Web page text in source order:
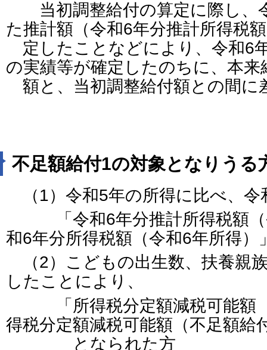
当初調整給付の算定に際し、
た推計額（令和6年分推計所得税
定したことなどにより、令和6
の実績等が確定したのちに、本来
額と、当初調整給付額との間に
不足額給付1の対象となりうる
（1）令和5年の所得に比べ、令
「令和6年分推計所得税額（
和6年分所得税額（令和6年所得）
（2）こどもの出生数、扶養親
したことにより、
「所得税分定額減税可能額（
得税分定額減税可能額（不足額給
となられた方